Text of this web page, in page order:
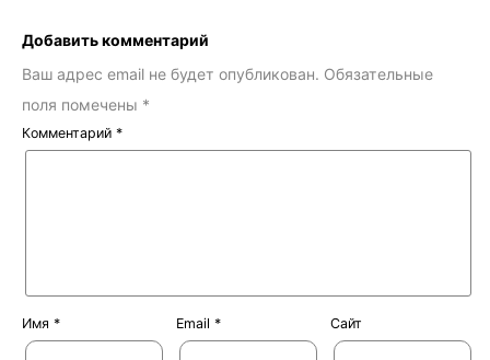
Добавить комментарий
Ваш адрес email не будет опубликован. Обязательные
поля помечены *
Комментарий *
Имя * Email * Сайт